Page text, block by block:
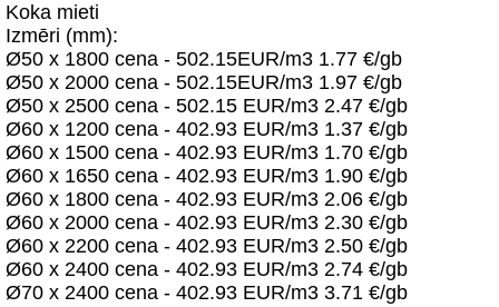
Koka mieti
Izmēri (mm):
Ø50 x 1800 cena - 502.15EUR/m3 1.77 €/gb
Ø50 x 2000 cena - 502.15EUR/m3 1.97 €/gb
Ø50 x 2500 cena - 502.15 EUR/m3 2.47 €/gb
Ø60 x 1200 cena - 402.93 EUR/m3 1.37 €/gb
Ø60 x 1500 cena - 402.93 EUR/m3 1.70 €/gb
Ø60 x 1650 cena - 402.93 EUR/m3 1.90 €/gb
Ø60 x 1800 cena - 402.93 EUR/m3 2.06 €/gb
Ø60 x 2000 cena - 402.93 EUR/m3 2.30 €/gb
Ø60 x 2200 cena - 402.93 EUR/m3 2.50 €/gb
Ø60 x 2400 cena - 402.93 EUR/m3 2.74 €/gb
Ø70 x 2400 cena - 402.93 EUR/m3 3.71 €/gb